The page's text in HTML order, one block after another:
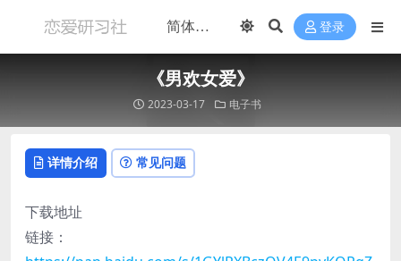
登录
《男欢女爱》
2023-03-17 电子书
详情介绍 常见问题
下载地址
链接：